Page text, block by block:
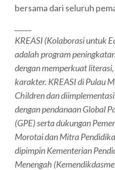
bersama dari seluruh
KREASI (Kolaborasi untuk
adalah program
dengan memperkuat
karakter. KREASI di Pulau
Children dan
dengan pendanaan Global
(GPE) serta dukungan
Morotai dan Mitra
dipimpin Kementerian
Menengah